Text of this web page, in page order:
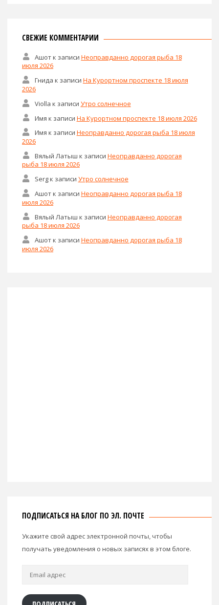
СВЕЖИЕ КОММЕНТАРИИ
Ашотк записи Неоправданно дорогая рыба 18
июля 2026
Гнида к записи На Курортном проспекте 18 июля
2026
Violla к записи Утро солнечное
Имя к записи На Курортном проспекте 18 июля 2026
Имя к записи Неоправданно дорогая рыба 18 июля
2026
Вялый Латыш к записи Неоправданно дорогая
рыба 18 июля 2026
Sergк записи Утро солнечное
Ашотк записи Неоправданно дорогая рыба 18
июля 2026
Вялый Латыш к записи Неоправданно дорогая
рыба 18 июля 2026
Ашотк записи Неоправданно дорогая рыба 18
июля 2026
ПОДПИСАТЬСЯ НА БЛОГ ПО ЭЛ. ПОЧТЕ
Укажите свой адрес электронной почты, чтобы
получать уведомления о новых записях в этом блоге.
Email